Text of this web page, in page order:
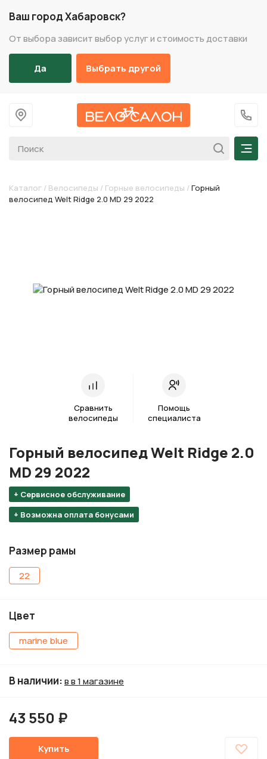
Ваш город Хабаровск?
От выбора зависит выбор услуг и стоимость доставки
Да Выбрать другой
На главную
+7
Каталог / Велосипеды / Горные велосипеды / Горный
велосипед Welt Ridge 2.0 MD 29 2022
Сравнить
велосипеды
Помощь
специалиста
+ Сервисное обслуживание
+ Возможна оплата бонусами
Горный велосипед Welt Ridge 2.0
MD 29 2022
Размер рамы
22
Цвет
marine blue
В наличии:в в 1 магазине
43 550 ₽
Купить